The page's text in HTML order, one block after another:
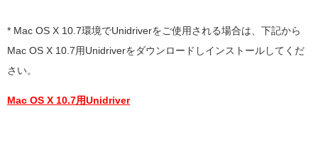
* Mac OS X 10.7環境でUnidriverをご使用される場合は、下記から
Mac OS X 10.7用Unidriverをダウンロードしインストールしてくだ
さい。
Mac OS X 10.7用Unidriver